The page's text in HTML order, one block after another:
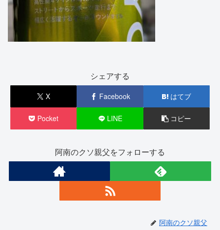
シェアする
X Facebook はてブ
Pocket LINE コピー
阿南のクソ親父をフォローする
阿南のクソ親父